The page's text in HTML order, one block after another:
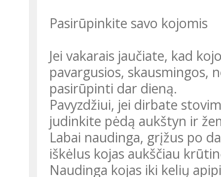
Pasirūpinkite savo kojomis
Jei vakarais jaučiate, kad
pavargusios,
pasirūpinti dar dieną.
Pavyzdžiui, jei dirbate
judinkite pėdą aukštyn ir
Labai naudinga, grįžus po
iškėlus kojas aukščiau
Naudinga kojas iki kelių